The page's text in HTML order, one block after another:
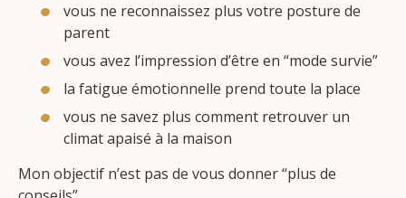
vous ne reconnaissez plus votre posture de
parent
vous avez l’impression d’être en “mode survie”
la fatigue émotionnelle prend toute la place
vous ne savez plus comment retrouver un
climat apaisé à la maison
Mon objectif n’est pas de vous donner “plus de